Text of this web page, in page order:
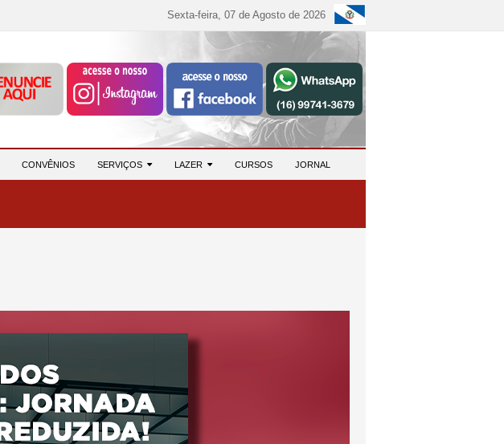
Sexta-feira, 07 de Agosto de 2026
CONVÊNIOS SERVIÇOS LAZER CURSOS JORNAL